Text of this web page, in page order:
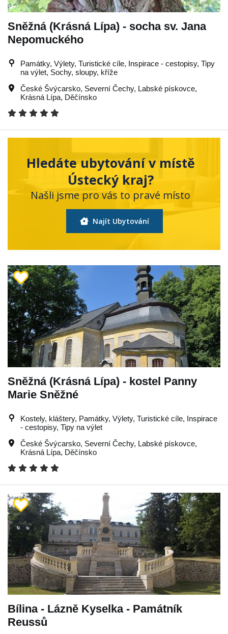
Sněžná (Krásná Lípa) - socha sv. Jana
Nepomuckého
Památky, Výlety, Turistické cíle, Inspirace - cestopisy, Tipy
na výlet, Sochy, sloupy, kříže
České Švýcarsko, Severní Čechy, Labské pískovce,
Krásná Lípa, Děčínsko
Hledáte ubytování v místě
Ústecký kraj?
Našli jsme pro vás to pravé místo
Najít Ubytování
Sněžná (Krásná Lípa) - kostel Panny
Marie Sněžné
Kostely, kláštery, Památky, Výlety, Turistické cíle, Inspirace
- cestopisy, Tipy na výlet
České Švýcarsko, Severní Čechy, Labské pískovce,
Krásná Lípa, Děčínsko
Bílina - Lázně Kyselka - Památník
Reussů